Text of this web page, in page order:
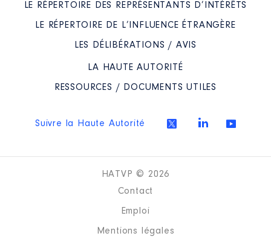
LE RÉPERTOIRE DES REPRÉSENTANTS D’INTÉRÊTS
LE RÉPERTOIRE DE L’INFLUENCE ÉTRANGÈRE
LES DÉLIBÉRATIONS / AVIS
LA HAUTE AUTORITÉ
RESSOURCES / DOCUMENTS UTILES
Suivre la Haute Autorité
HATVP © 2026
Contact
Emploi
Mentions légales